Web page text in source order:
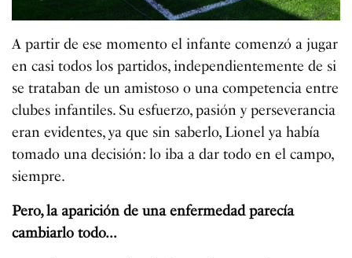
A partir de ese momento el infante comenzó a jugar
en casi todos los partidos, independientemente de si
se trataban de un amistoso o una competencia entre
clubes infantiles. Su esfuerzo, pasión y perseverancia
eran evidentes, ya que sin saberlo, Lionel ya había
tomado una decisión: lo iba a dar todo en el campo,
siempre.
Pero, la aparición de una enfermedad parecía
cambiarlo todo…